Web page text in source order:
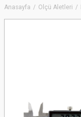
Anasayfa Ölçü Aletleri